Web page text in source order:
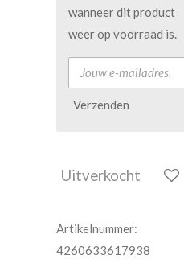
wanneer dit product
weer op voorraad is.
Verzenden
Uitverkocht
Artikelnummer:
4260633617938